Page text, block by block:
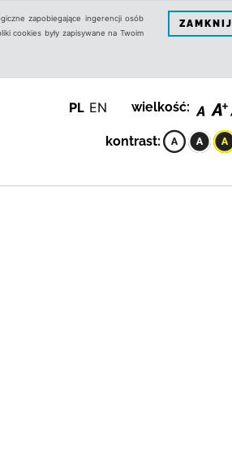
zapobiegające ingerencji osób
cookies były zapisywane na Twoim
ZAMKNIJ
PL EN wielkość:
kontrast: